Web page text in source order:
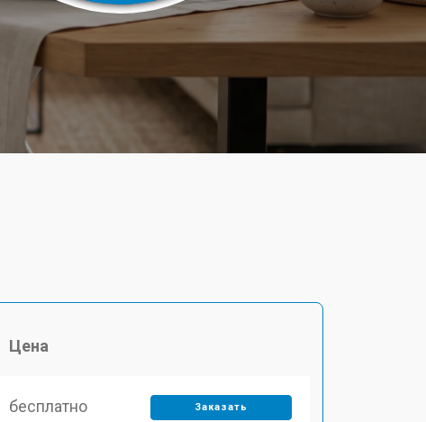
Цена
бесплатно Заказать